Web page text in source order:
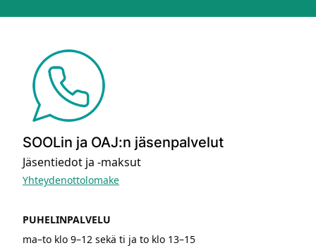
SOOLin ja OAJ:n jäsenpalvelut
Jäsentiedot ja -maksut
Yhteydenottolomake
PUHELINPALVELU
ma–to klo 9–12 sekä ti ja to klo 13–15